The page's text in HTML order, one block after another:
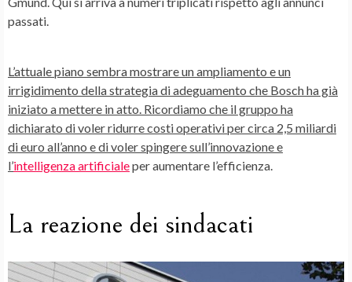
passati.
L’attuale piano sembra mostrare un ampliamento e un
irrigidimento dellastrategia di adeguamento che Bosch ha già
iniziato a mettere in atto. Ricordiamo che il gruppo ha
dichiarato di voler ridurre costi operativi per circa 2,5 miliardi
di euro all’anno e di voler spingere sull’innovazione e
l’intelligenza artificialeper aumentare l’efficienza.
La reazione dei sindacati